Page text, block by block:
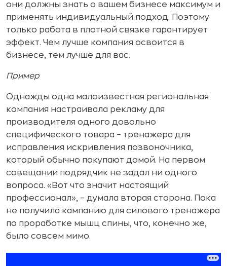
они должны знать о вашем бизнесе максимум и
применять индивидуальный подход. Поэтому
только работа в плотной связке гарантирует
эффект. Чем лучше компания освоится в
бизнесе, тем лучше для вас.
Пример
Однажды одна малоизвестная региональная
компания настраивала рекламу для
производителя одного довольно
специфического товара – тренажера для
исправления искривления позвоночника,
который обычно покупают домой. На первом
совещании подрядчик не задал ни одного
вопроса. «Вот что значит настоящий
профессионал», – думала вторая сторона. Пока
не получила кампанию для силового тренажера
по проработке мышц спины, что, конечно же,
было совсем мимо.